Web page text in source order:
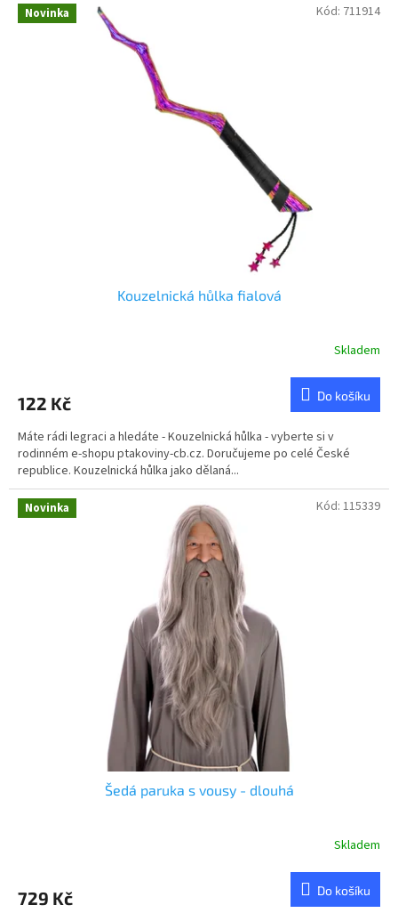
Novinka
Kouzelnická hůlka fialová
Skladem
122 Kč Do košíku
Máte rádi legraci a hledáte - Kouzelnická hůlka - vyberte si v
rodinném e-shopu ptakoviny-cb.cz. Doručujeme po celé České
republice. Kouzelnická hůlka jako dělaná...
Kód: 711914
Novinka
Šedá paruka s vousy - dlouhá
Skladem
729 Kč Do košíku
Kód: 115339